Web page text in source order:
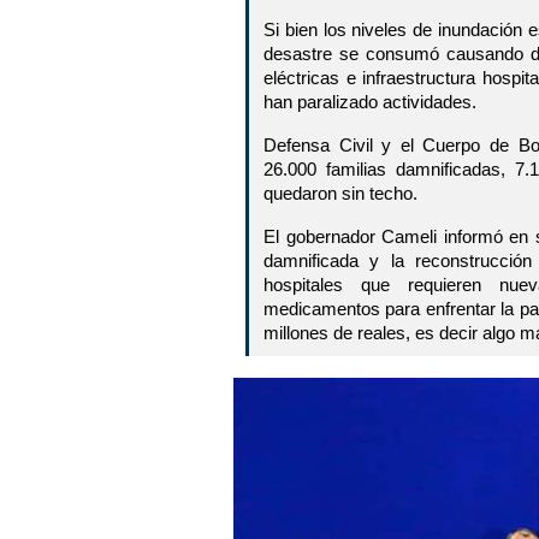
Si bien los niveles de inundación
desastre se consumó causando
eléctricas e infraestructura
han paralizado actividades.
Defensa Civil y el Cuerpo de
26.000 familias damnificadas,
quedaron sin techo.
El gobernador Cameli informó
damnificada y la
hospitales que requieren
medicamentos para enfrentar la
millones de reales, es decir algo